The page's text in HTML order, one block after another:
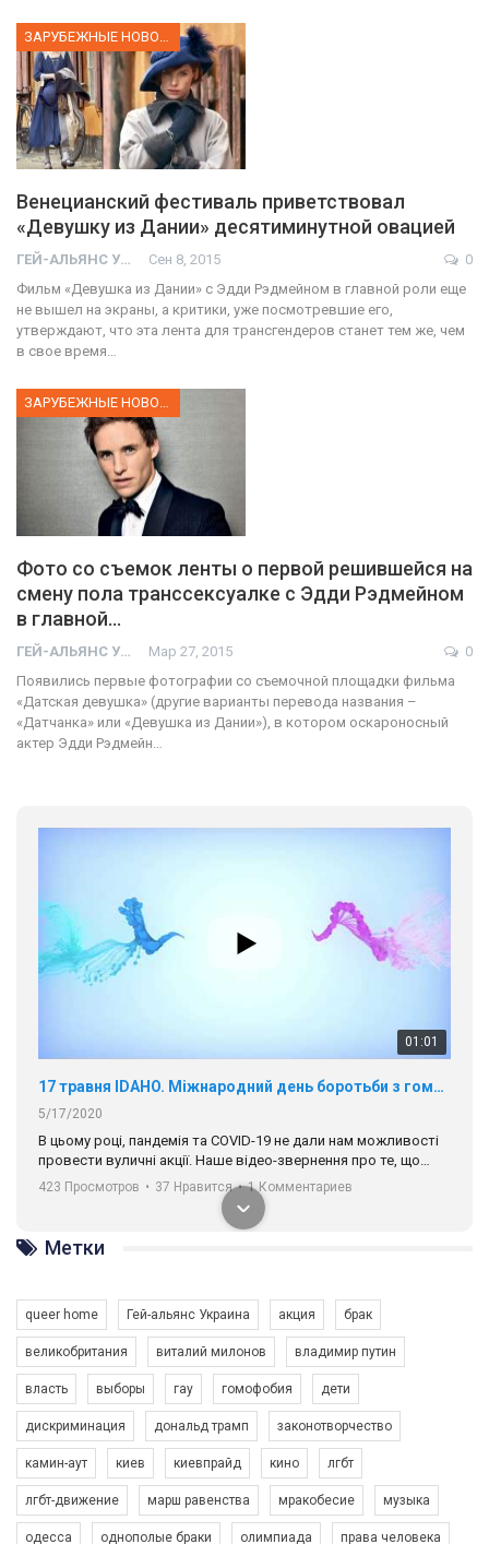
Венецианский фестиваль приветствовал
«Девушку из Дании» десятиминутной овацией
ГЕЙ-АЛЬЯНС УКРАИНА Сен 8, 2015
0
Фильм «Девушка из Дании» с Эдди Рэдмейном в главной роли еще
не вышел на экраны, а критики, уже посмотревшие его,
утверждают, что эта лента для трансгендеров станет тем же, чем
в свое время…
ЗАРУБЕЖНЫЕ НОВОСТИ
Фото со съемок ленты о первой решившейся на
смену пола транссексуалке с Эдди Рэдмейном
в главной…
ГЕЙ-АЛЬЯНС УКРАИНА Мар 27, 2015
0
Появились первые фотографии со съемочной площадки фильма
«Датская девушка» (другие варианты перевода названия –
«Датчанка» или «Девушка из Дании»), в котором оскароносный
актер Эдди Рэдмейн…
01:01
17 травня IDAHO. Міжнародний день боротьби з гомофобією трансфобією і біфобія.
5/17/2020
В цьому році, пандемія та COVІD-19 не дали нам можливості
провести вуличні акції. Наше відео-звернення про те, що
навіть коли ми у різних містах та не можемо зустрінеться, ми
разом. Ми закликаємо всіх хто поділяє цінності рівності та
солідарності, приєднатися до нас. Регіональні підрозділи
ГАУ є в 16 областях України.
Разом наш голос лунає гучніше!
423 Просмотров • 37 Нравится • 1 Комментариев
Зупинимо насильство проти ЛГБТ в Україні! Stop violence against LGBT in Ukraine!
6/30/2017
Метки
queer home Гей-альянс Украина акция брак
великобритания виталий милонов владимир путин
власть выборы гау гомофобия дети
дискриминация дональд трамп законотворчество
камин-аут киев киевпрайд кино лгбт
лгбт-движение марш равенства мракобесие музыка
одесса однополые браки олимпиада права человека